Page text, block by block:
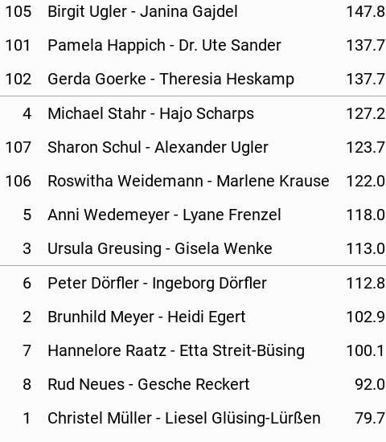
105 Birgit Ugler - Janina Gajdel 147.8
101 Pamela Happich - Dr. Ute Sander 137.7
102 Gerda Goerke - Theresia Heskamp 137.7
4 Michael Stahr - Hajo Scharps 127.2
107 Sharon Schul - Alexander Ugler 123.7
106 Roswitha Weidemann - Marlene Krause 122.0
5 Anni Wedemeyer - Lyane Frenzel 118.0
3 Ursula Greusing - Gisela Wenke 113.0
6 Peter Dörfler - Ingeborg Dörfler 112.8
2 Brunhild Meyer - Heidi Egert 102.9
7 Hannelore Raatz - Etta Streit-Büsing 100.1
8 Rud Neues - Gesche Reckert 92.0
1 Christel Müller - Liesel Glüsing-Lürßen 79.7